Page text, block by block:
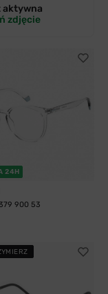
aktywna
zdjęcie
24H
900 53